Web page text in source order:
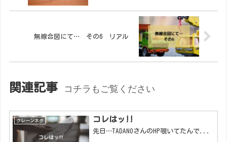
無線合図にて… その6 リアル
関連記事 コチラもご覧ください
クレーンネタ コレはッ!!
先日…TADANOさんのHP覗いてたんで...